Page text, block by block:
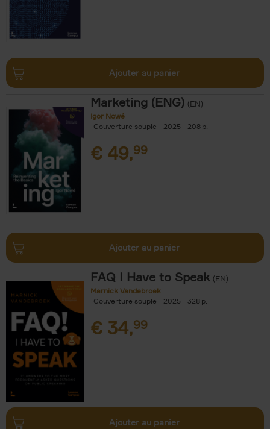
Ajouter au panier
Marketing (ENG) (EN)
Igor Nowé
Couverture souple
2025 208
€ 49,99
Ajouter au panier
FAQ I Have to Speak (EN)
Marnick Vandebroek
Couverture souple
2025 328
€ 34,99
Ajouter au panier